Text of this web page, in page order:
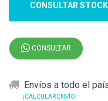
CONSULTAR STOCK
CONSULTAR
Envíos a todo el
¡CALCULAR ENVÍO!